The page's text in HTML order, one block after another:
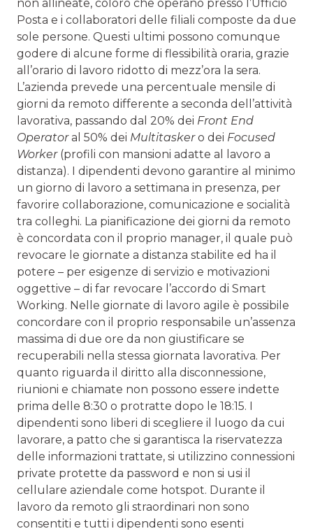
non allineate, coloro che operano presso l’Ufficio
Posta e i collaboratori delle filiali composte da due
sole persone. Questi ultimi possono comunque
godere di alcune forme di flessibilità oraria, grazie
all’orario di lavoro ridotto di mezz’ora la sera.
L’azienda prevede una percentuale mensile di
giorni da remoto differente a seconda dell’attività
lavorativa, passando dal 20% dei Front End
Operatoral 50% dei Multitaskero dei Focused
Worker (profili con mansioni adatte al lavoro a
distanza). I dipendenti devono garantire al minimo
un giorno di lavoro a settimana in presenza, per
favorire collaborazione, comunicazione e socialità
tra colleghi. La pianificazione dei giorni da remoto
è concordata con il proprio manager, il quale può
revocare le giornate a distanza stabilite ed ha il
potere – per esigenze di servizio e motivazioni
oggettive – di far revocare l’accordo di Smart
Working. Nelle giornate di lavoro agile è possibile
concordare con il proprio responsabile un’assenza
massima di due ore da non giustificare se
recuperabili nella stessa giornata lavorativa. Per
quanto riguarda il diritto alla disconnessione,
riunioni e chiamate non possono essere indette
prima delle 8:30 o protratte dopo le 18:15. I
dipendenti sono liberi di scegliere il luogo da cui
lavorare, a patto che si garantisca la riservatezza
delle informazioni trattate, si utilizzino connessioni
private protette da password e non si usi il
cellulare aziendale come hotspot. Durante il
lavoro da remoto gli straordinari non sono
consentiti e tutti i dipendenti sono esenti